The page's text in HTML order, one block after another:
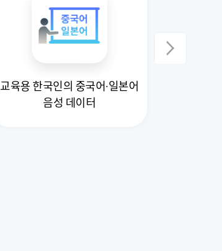
교육용 한국인의 중국어·일본어
음성 데이터